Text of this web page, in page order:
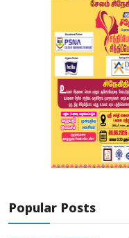
Popular Posts